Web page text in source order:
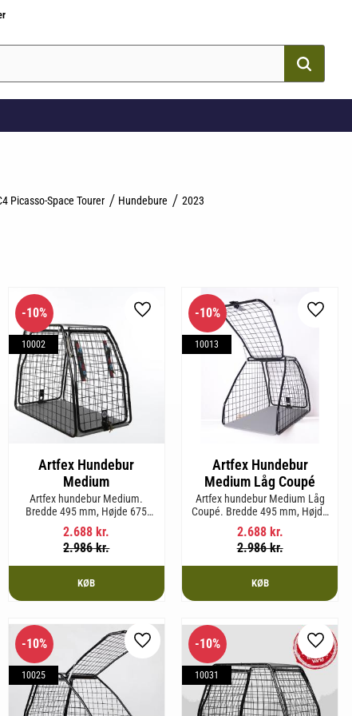
Picasso-Space Tourer Hundebure 2023
favorit
Artfex Hundebur
Medium
Artfex hundebur Medium.
Bredde 495 mm, Højde 675
mm, Dybde 830 mm og vægt
17 kg.
2.688 kr.
2.986kr.
10%
10002
Gem som favorit
KØB
Artfex Hundebur
Medium Låg Coupé
Artfex hundebur Medium Låg
Coupé. Bredde 495 mm, Højde
580 mm, Dybde 830 mm og
vægt 15,2 kg.
2.688kr.
2.986kr.
10%
10013
Gem
KØB
favorit
10%
10025
Gem som favorit
10%
10031
Gem